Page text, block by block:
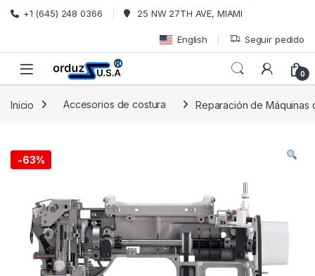
Saltar a la navegación
Ir al contenido
+1 (645) 248 0366 25 NW 27TH AVE, MIAMI
English Seguir pedido
0
Inicio Accesorios de costura Reparación de Máquinas
-63%